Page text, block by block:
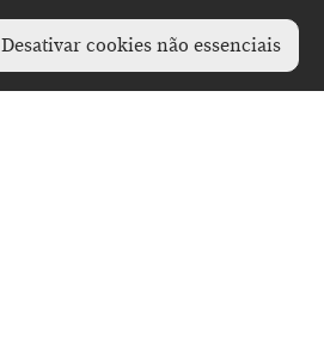
Desativar cookies não essenciais